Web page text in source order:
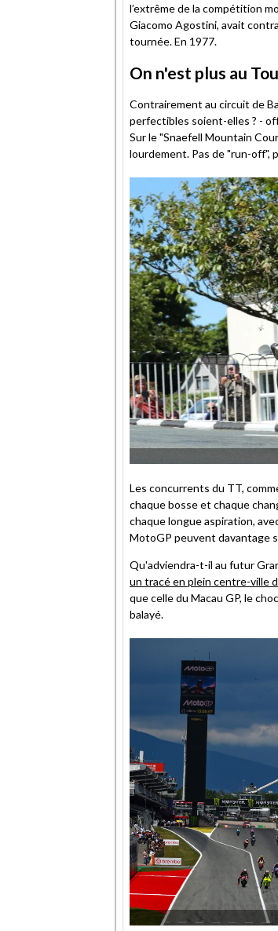
l’extrême de la compétition
Giacomo Agostini, avait
tournée. En 1977.
On n'est plus au
Contrairement au circuit de
perfectibles soient-elles ? -
Sur le "Snaefell Mountain
lourdement. Pas de "run-off",
Les concurrents du TT,
chaque bosse et chaque
chaque longue aspiration,
MotoGP peuvent davantage
Qu'adviendra-t-il au futur
un tracé en plein centre-ville
que celle du Macau GP, le
balayé.